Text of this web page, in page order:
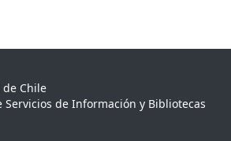
Chile
Servicios de Información y Bibliotecas